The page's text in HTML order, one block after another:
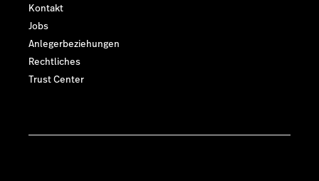
Kontakt
Jobs
Anlegerbeziehungen
Rechtliches
Trust Center